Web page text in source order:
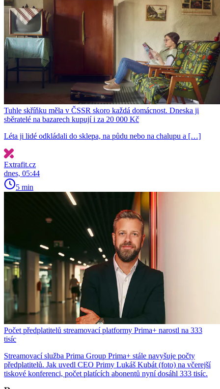
Tuhle skříňku měla v ČSSR skoro každá domácnost. Dneska ji
sběratelé na bazarech kupují i za 20 000 Kč
Léta ji lidé odkládali do sklepa, na půdu nebo na chalupu a […]
Extrafit.cz
dnes, 05:44
5 min
Počet předplatitelů streamovací platformy Prima+ narostl na 333
tisíc
Streamovací služba Prima Group Prima+ stále navyšuje počty
předplatitelů. Jak uvedl CEO Primy Lukáš Kubát (foto) na včerejší
tiskové konferenci, počet platících abonentů nyní dosáhl 333 tisíc.